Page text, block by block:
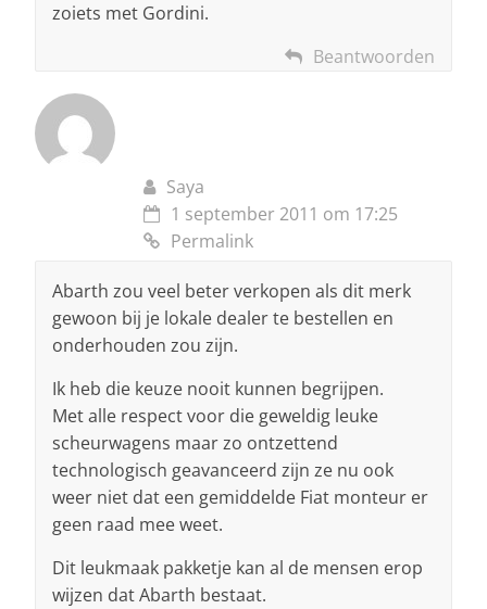
zoiets met Gordini.
Beantwoorden
Saya
1 september 2011 om 17:25
Permalink
Abarth zou veel beter verkopen als dit merk
gewoon bij je lokale dealer te bestellen en
onderhouden zou zijn.
Ik heb die keuze nooit kunnen begrijpen.
Met alle respect voor die geweldig leuke
scheurwagens maar zo ontzettend
technologisch geavanceerd zijn ze nu ook
weer niet dat een gemiddelde Fiat monteur er
geen raad mee weet.
Dit leukmaak pakketje kan al de mensen erop
wijzen dat Abarth bestaat.